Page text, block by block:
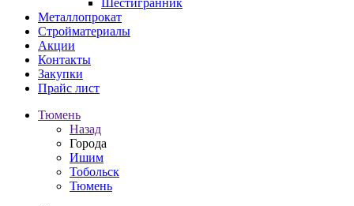
Шестигранник
Металлопрокат
Стройматериалы
Акции
Контакты
Закупки
Прайс лист
Тюмень
Назад
Города
Ишим
Тобольск
Тюмень